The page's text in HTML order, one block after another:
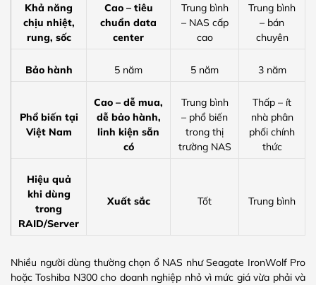
Khả năng
chịu nhiệt,
rung, sốc
Cao – tiêu
chuẩn data
center
Trung bình
– NAS cấp
cao
Trung bình
– bán
chuyên
Bảo hành 5 năm 5 năm 3 năm
Phổ biến tại
Việt Nam
Cao – dễ mua,
dễ bảo hành,
linh kiện sẵn
có
Trung bình
– phổ biến
trong thị
trường NAS
Thấp – ít
nhà phân
phối chính
thức
Hiệu quả
khi dùng
trong
RAID/Server
Xuất sắc Tốt Trung bình
Nhiều người dùng thường chọn ổ NAS như Seagate IronWolf Pro
hoặc Toshiba N300 cho doanh nghiệp nhỏ vì mức giá vừa phải và